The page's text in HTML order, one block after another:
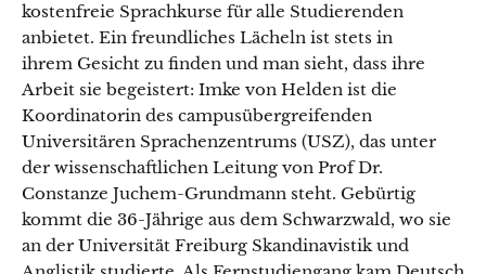
kostenfreie Sprachkurse für alle Studierenden
anbietet. Ein freundliches Lächeln ist stets in
ihrem Gesicht zu finden und man sieht, dass ihre
Arbeit sie begeistert: Imke von Helden ist die
Koordinatorin des campusübergreifenden
Universitären Sprachenzentrums (USZ), das unter
der wissenschaftlichen Leitung von Prof Dr.
Constanze Juchem-Grundmann steht. Gebürtig
kommt die 36-Jährige aus dem Schwarzwald, wo sie
an der Universität Freiburg Skandinavistik und